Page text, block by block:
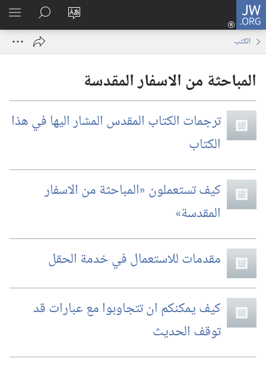
JW.ORG
تغيير
الموقع
تسجيل
الدخول
نافذة
جديدة)
البحث
في
JW.‎ORG
الكتب
المباحثة من الاسفار المقدسة
ترجمات الكتاب المقدس المشار اليها في هذا
الكتاب
كيف تستعملون «المباحثة من الاسفار
المقدسة»‏
مقدمات للاستعمال في خدمة الحقل
كيف يمكنكم ان تتجاوبوا مع عبارات قد
توقف الحديث